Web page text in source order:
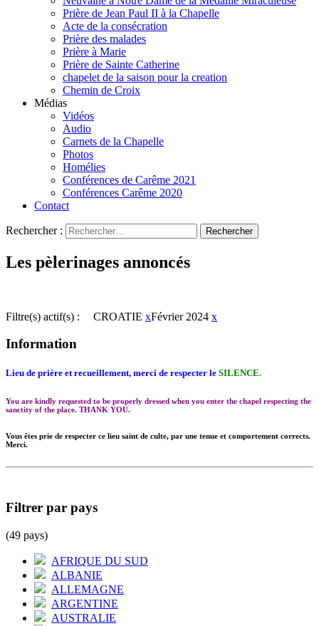
Prière de Jean Paul II à la Chapelle
Acte de la consécration
Prière des malades
Prière à Marie
Prière de Sainte Catherine
chapelet de la saison pour la creation
Chemin de Croix
Médias
Vidéos
Audio
Carnets de la Chapelle
Photos
Homélies
Conférences de Carême 2021
Conférences Carême 2020
Contact
Rechercher :
Les pèlerinages annoncés
Filtre(s) actif(s) : CROATIE xFévrier 2024 x
Information
Lieu de prière et recueillement, merci de respecter le SILENCE.
You are kindly requested to be properly dressed when you enter the chapel respecting the
sanctity of the place. THANK YOU.
Vous êtes prie de respecter ce lieu saint de culte, par une tenue et comportement corrects.
Merci.
Filtrer par pays
(49 pays)
AFRIQUE DU SUD
ALBANIE
ALLEMAGNE
ARGENTINE
AUSTRALIE